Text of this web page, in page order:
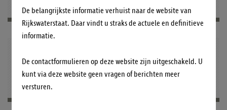
START: STROOM OPWEKKEN MET
WATERKRACHTTURBINE LINTUR OP DE IJSSEL
De belangrijkste informatie verhuist naar de website van
Rijkswaterstaat. Daar vindt u straks de actuele en definitieve
informatie.
De contactformulieren op deze website zijn uitgeschakeld. U
kunt via deze website geen vragen of berichten meer
versturen.